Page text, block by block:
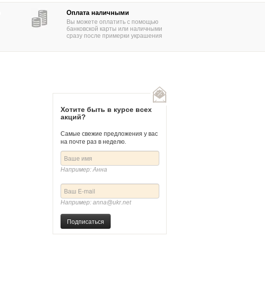
Оплата наличными
Вы можете оплатить с помощью
банковской карты или наличными
сразу после примерки украшения
Золотые серьги "Золотая жемчужина"
Артикул
Хотите быть в курсе всех
акций?
Самые свежие предложения у вас
на почте раз в неделю.
Например: Анна
Например: anna@ukr.net
Подписаться